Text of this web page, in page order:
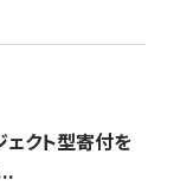
ェクト型寄付を